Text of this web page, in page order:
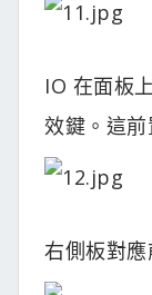
IO 在面板
效鍵。這前
右側板對